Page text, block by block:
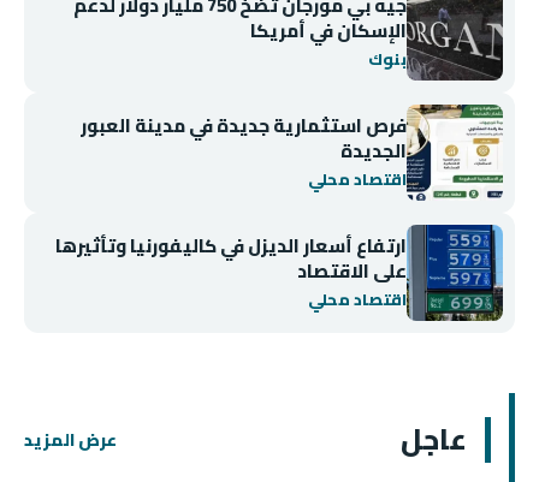
الإسكان في أمريكا
بنوك
فرص استثمارية جديدة في مدينة العبور
الجديدة
اقتصاد محلي
ارتفاع أسعار الديزل في كاليفورنيا وتأثيرها
على الاقتصاد
اقتصاد محلي
عاجل عرض المزيد